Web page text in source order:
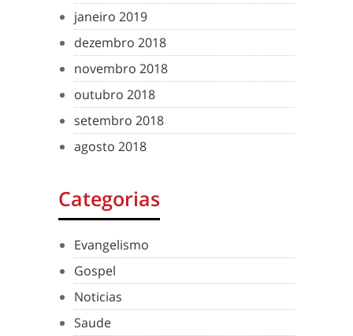
janeiro 2019
dezembro 2018
novembro 2018
outubro 2018
setembro 2018
agosto 2018
Categorias
Evangelismo
Gospel
Noticias
Saude